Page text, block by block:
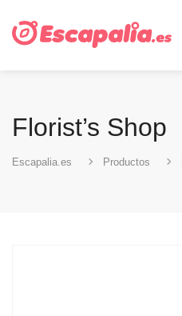
Florist’s Shop
Escapalia.es Productos